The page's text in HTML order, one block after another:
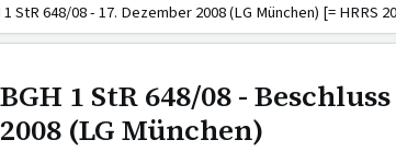
1 StR 648/08 - 17. Dezember 2008 (LG München) [= HRRS
BGH 1 StR 648/08 -
2008 (LG München)